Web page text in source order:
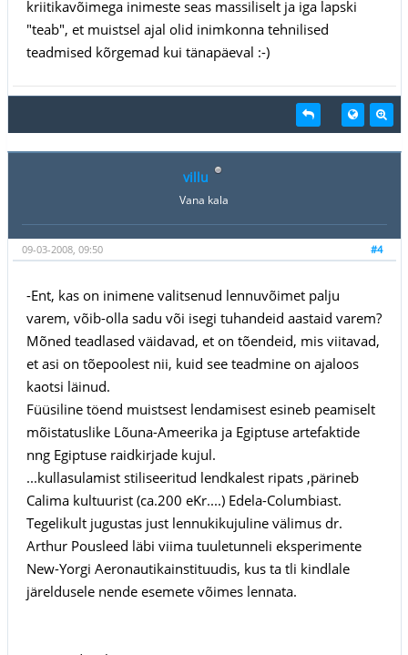
kriitikavõimega inimeste seas massiliselt ja iga lapski
"teab", et muistsel ajal olid inimkonna tehnilised
teadmised kõrgemad kui tänapäeval :-)
villu
Vana kala
#4
09-03-2008, 09:50
-Ent, kas on inimene valitsenud lennuvõimet palju
varem, võib-olla sadu või isegi tuhandeid aastaid varem?
Mõned teadlased väidavad, et on tõendeid, mis viitavad,
et asi on tõepoolest nii, kuid see teadmine on ajaloos
kaotsi läinud.
Füüsiline töend muistsest lendamisest esineb peamiselt
mõistatuslike Lõuna-Ameerika ja Egiptuse artefaktide
nng Egiptuse raidkirjade kujul.
...kullasulamist stiliseeritud lendkalest ripats ,pärineb
Calima kultuurist (ca.200 eKr....) Edela-Columbiast.
Tegelikult jugustas just lennukikujuline välimus dr.
Arthur Pousleed läbi viima tuuletunneli eksperimente
New-Yorgi Aeronautikainstituudis, kus ta tli kindlale
järeldusele nende esemete võimes lennata.